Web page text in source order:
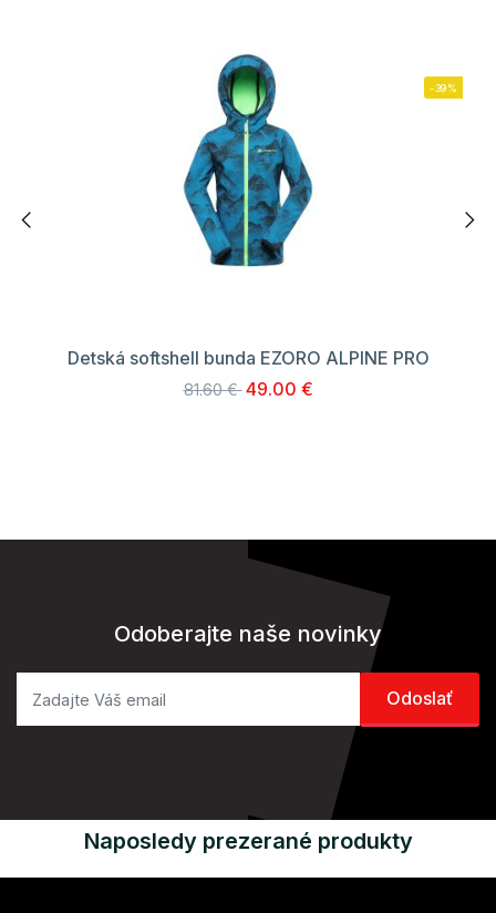
-39%
Detská softshell bunda EZORO ALPINE PRO
81.60 € 49.00 €
Odoberajte naše novinky
Naposledy prezerané produkty